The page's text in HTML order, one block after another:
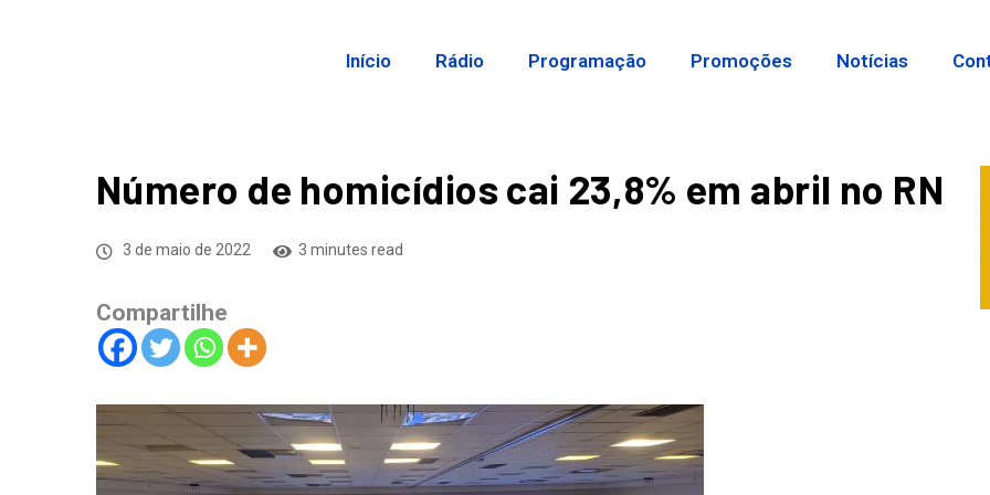
Início Rádio Programação Promoções Notícias
Número de homicídios cai 23,8% em abril no RN
3 de maio de 2022 3 minutes read
Compartilhe